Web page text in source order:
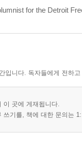
for the Detroit
입니다. 독자들에게 전하
이 곳에 게재됩니다.
쓰기를, 책에 대한 문의는